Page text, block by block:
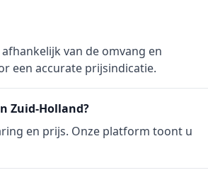
van de omvang en
een accurate prijsindicatie.
Zuid-Holland?
en prijs. Onze platform toont u